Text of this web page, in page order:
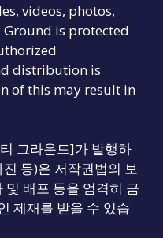
videos, photos,
is protected
distribution is
of this may result in
그라운드]가 발행하
등)은 저작권법의 보
및 배포 등을 엄격히 금
제재를 받을 수 있습